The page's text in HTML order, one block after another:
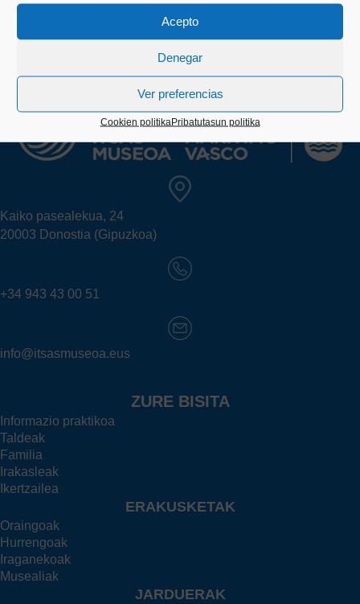
Acepto
Denegar
Ver preferencias
Cookien politikaPribatutasun politika
Kaiko pasealekua, 24
20003 Donostia (Gipuzkoa)
+34 943 43 00 51
info@itsasmuseoa.eus
ZURE BISITA
Informazio praktikoa
Taldeak
Familia
Irakasleak
Ikertzailea
ERAKUSKETAK
Oraingoak
Hurrengoak
Iraganekoak
Musealiak
JARDUERAK